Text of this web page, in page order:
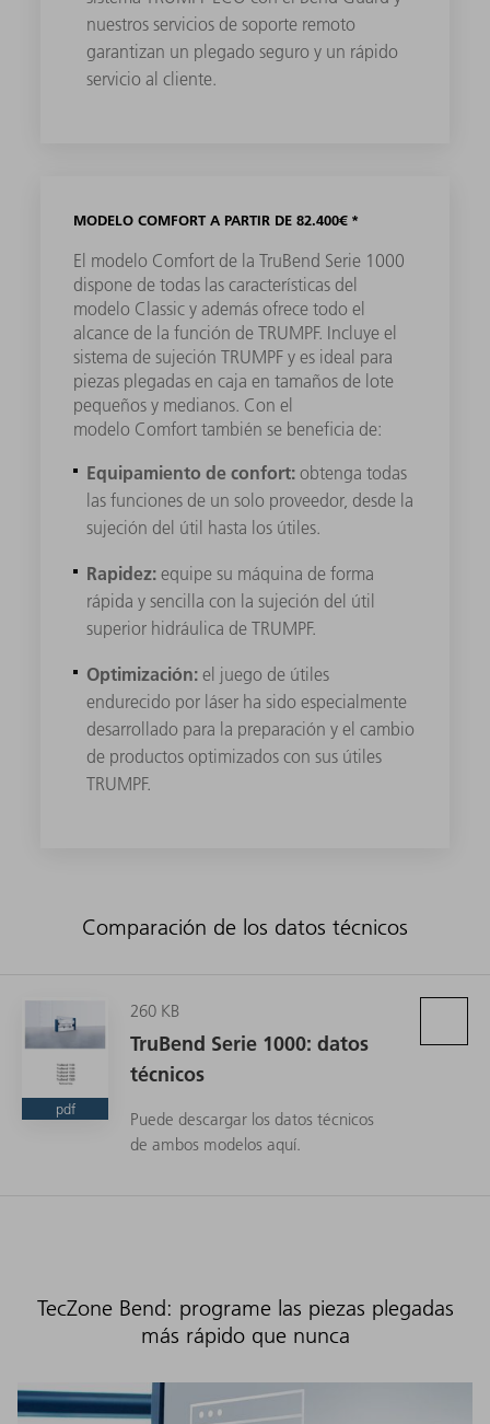
nuestros servicios de soporte remoto
garantizan un plegado seguro y un rápido
servicio al cliente.
MODELO COMFORT A PARTIR DE 82.400€ *
El modelo Comfort de la TruBend Serie 1000
dispone de todas las características del
modelo Classic y además ofrece todo el
alcance de la función de TRUMPF. Incluye el
sistema de sujeción TRUMPF y es ideal para
piezas plegadas en caja en tamaños de lote
pequeños y medianos. Con el
modelo Comfort también se beneficia de:
Equipamiento de confort: obtenga todas
las funciones de un solo proveedor, desde la
sujeción del útil hasta los útiles.
Rapidez: equipe su máquina de forma
rápida y sencilla con la sujeción del útil
superior hidráulica de TRUMPF.
Optimización: el juego de útiles
endurecido por láser ha sido especialmente
desarrollado para la preparación y el cambio
de productos optimizados con sus útiles
TRUMPF.
Comparación de los datos técnicos
pdf
260 KB
TruBend Serie 1000: datos
técnicos
Puede descargar los datos técnicos
de ambos modelos aquí.
TecZone Bend: programe las piezas plegadas
más rápido que nunca